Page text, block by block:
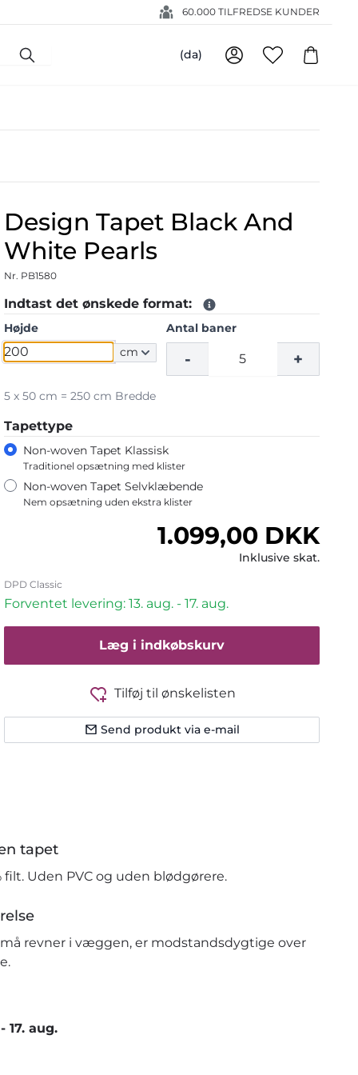
60.000 TILFREDSE KUNDER
(da)
Design Tapet Black And
White Pearls
Nr. PB1580
Indtast det ønskede format:
Højde
cm
Antal baner
- +
5 x 50 cm = 250 cm Bredde
Tapettype
Non-woven Tapet Klassisk
Traditionel opsætning med klister
Non-woven Tapet Selvklæbende
Nem opsætning uden ekstra klister
Normalpris
1.099,00 DKK
Inklusive skat.
DPD Classic
Forventet levering: 13. aug. - 17. aug.
Læg i indkøbskurv
Tilføj til ønskelisten
Send produkt via e-mail
tapet
filt. Uden PVC og uden blødgørere.
revner i væggen, er modstandsdygtige over
- 17. aug.